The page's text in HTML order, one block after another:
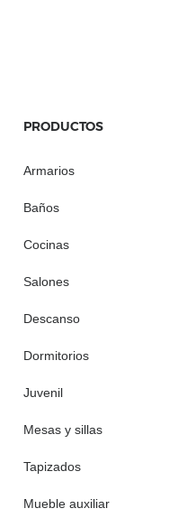
PRODUCTOS
Armarios
Baños
Cocinas
Salones
Descanso
Dormitorios
Juvenil
Mesas y sillas
Tapizados
Mueble auxiliar